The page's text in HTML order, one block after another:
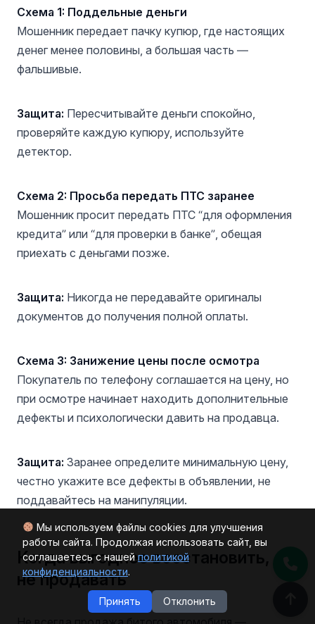
Мы используем файлы cookies для улучшения
работы сайта. Продолжая использовать сайт, вы
соглашаетесь с нашейполитикой
конфиденциальности.
Принять Отклонить
Схема 1: Поддельные деньги
Мошенник передает пачку купюр, где настоящих
денег менее половины, а большая часть —
фальшивые.
Защита: Пересчитывайте деньги спокойно,
проверяйте каждую купюру, используйте
детектор.
Схема 2: Просьба передать ПТС заранее
Мошенник просит передать ПТС “для оформления
кредита” или “для проверки в банке”, обещая
приехать с деньгами позже.
Защита: Никогда не передавайте оригиналы
документов до получения полной оплаты.
Схема 3: Занижение цены после осмотра
Покупатель по телефону соглашается на цену, но
при осмотре начинает находить дополнительные
дефекты и психологически давить на продавца.
Защита: Заранее определите минимальную цену,
честно укажите все дефекты в объявлении, не
поддавайтесь на манипуляции.
Когда выгоднее восстановить, а
не продавать